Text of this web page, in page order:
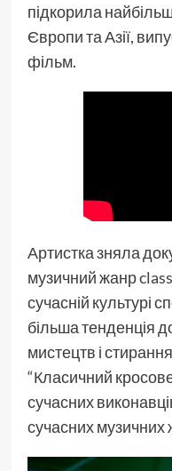
підкорила
Європи та Азії,
фільм.
Артистка зняла
музичний жанр
сучасній культурі
більша тенденція
мистецтв і
“Класичний
сучасних
сучасних музичних